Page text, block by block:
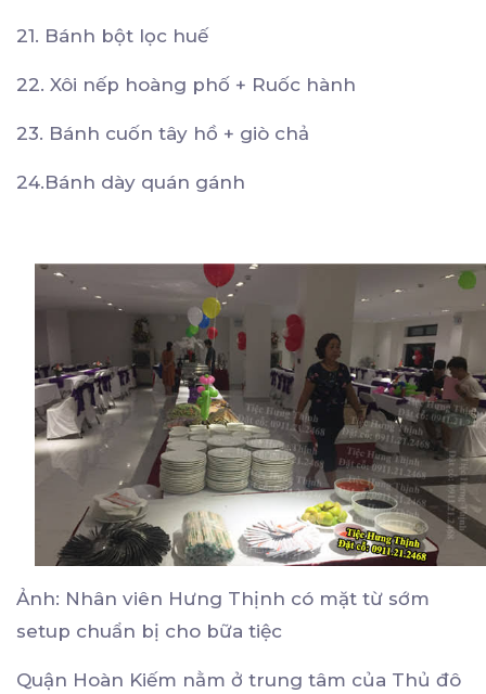
21. Bánh bột lọc huế
22. Xôi nếp hoàng phố + Ruốc hành
23. Bánh cuốn tây hồ + giò chả
24.Bánh dày quán gánh
Ảnh: Nhân viên Hưng Thịnh có mặt từ sớm
setup chuẩn bị cho bữa tiệc
Quận Hoàn Kiếm nằm ở trung tâm của Thủ đô